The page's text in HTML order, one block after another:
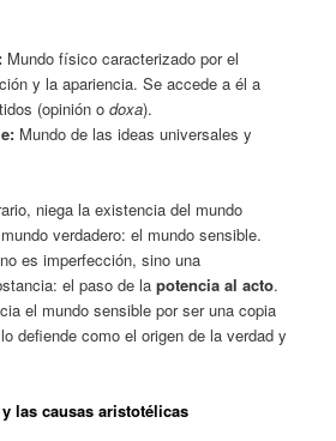
Mundo físico caracterizado por el
y la apariencia. Se accede a él a
(opinión o doxa).
Mundo de las ideas universales y
niega la existencia del mundo
verdadero: el mundo sensible.
es imperfección, sino una
el paso de lapotencia al acto.
el mundo sensible por ser una copia
defiende como el origen de la verdad y
las causas aristotélicas